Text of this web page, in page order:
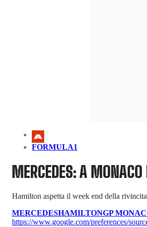
FORMULA1
MERCEDES: A MONACO
Hamilton aspetta il week end della
MERCEDESHAMILTONGP
https://www.google.com/preferences/